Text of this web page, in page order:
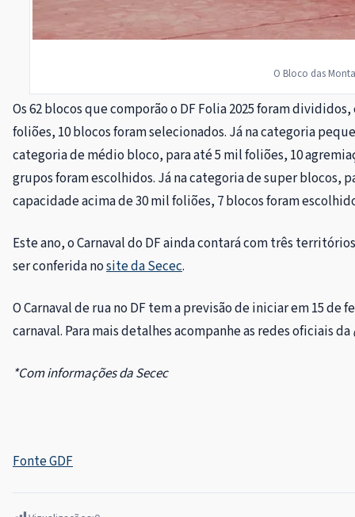
O Bloco das
Os 62 blocos que comporão o DF Folia 2025 foram
foliões, 10 blocos foram selecionados. Já na categoria
categoria de médio bloco, para até 5 mil foliões, 10
grupos foram escolhidos. Já na categoria de super blocos,
capacidade acima de 30 mil foliões, 7 blocos foram
Este ano, o Carnaval do DF ainda contará com três
ser conferida nosite da Secec.
O Carnaval de rua no DF tem a previsão de iniciar em 15
carnaval. Para mais detalhes acompanhe as redes oficiais da
*Com informações da Secec
Fonte GDF